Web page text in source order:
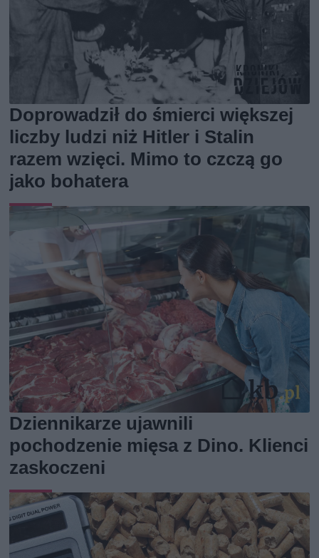
Doprowadził do śmierci większej
liczby ludzi niż Hitler i Stalin
razem wzięci. Mimo to czczą go
jako bohatera
Dziennikarze ujawnili
pochodzenie mięsa z Dino. Klienci
zaskoczeni